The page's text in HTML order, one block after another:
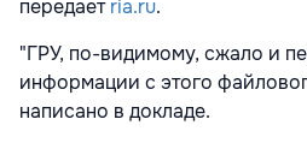
передаетria.ru.
"ГРУ, по-видимому, сжало и
информации с этого
написано в докладе.